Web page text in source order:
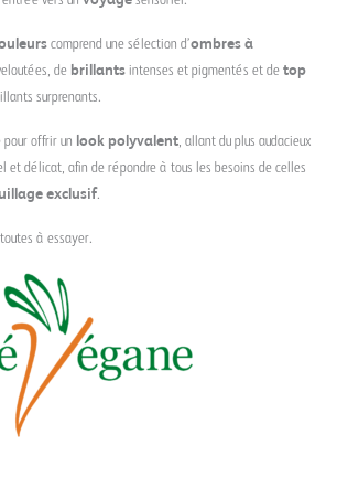
comprend une sélection d’ombres à
de brillants intenses et pigmentés et de top
surprenants.
pour offrir un look polyvalent, allant du plus audacieux
et délicat, afin de répondre à tous les besoins de celles
exclusif.
à essayer.